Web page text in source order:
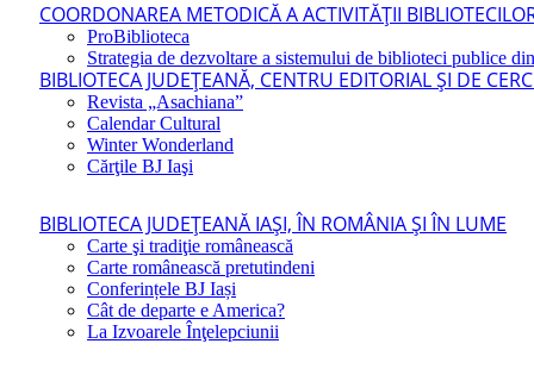
COORDONAREA METODICĂ A ACTIVITĂŢII
ProBiblioteca
Strategia de dezvoltare a sistemului de biblioteci publice
BIBLIOTECA JUDEŢEANĂ, CENTRU EDITORIAL ŞI DE
Revista „Asachiana”
Calendar Cultural
Winter Wonderland
Cărţile BJ Iaşi
BIBLIOTECA JUDEŢEANĂ IAŞI, ÎN ROMÂNIA ŞI ÎN LUME
Carte şi tradiţie românească
Carte românească pretutindeni
Conferințele BJ Iași
Cât de departe e America?
La Izvoarele Înţelepciunii